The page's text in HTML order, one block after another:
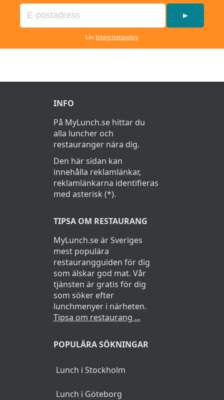
►
Läs Integritetspolicy
INFO
På MyLunch.se hittar du
alla luncher och
restauranger nära dig.
Den här sidan kan
innehålla reklamlänkar,
reklamlänkarna identifieras
med asterisk (*).
TIPSA OM RESTAURANG
MyLunch.se är Sveriges
mest populära
restaurangguiden för dig
som älskar god mat. Vår
tjänsten är gratis för dig
som söker efter
lunchmenyer i närheten.
Tipsa om restaurang ...
POPULÄRA SÖKNINGAR
Lunch i Stockholm
Lunch i Göteborg